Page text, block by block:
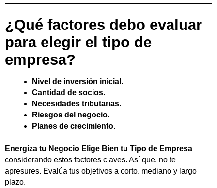
¿Qué factores debo evaluar
para elegir el tipo de
empresa?
Nivel de inversión inicial.
Cantidad de socios.
Necesidades tributarias.
Riesgos del negocio.
Planes de crecimiento.
Energiza tu Negocio Elige Bien tu Tipo de Empresa
considerando estos factores claves. Así que, no te
apresures. Evalúa tus objetivos a corto, mediano y largo
plazo.